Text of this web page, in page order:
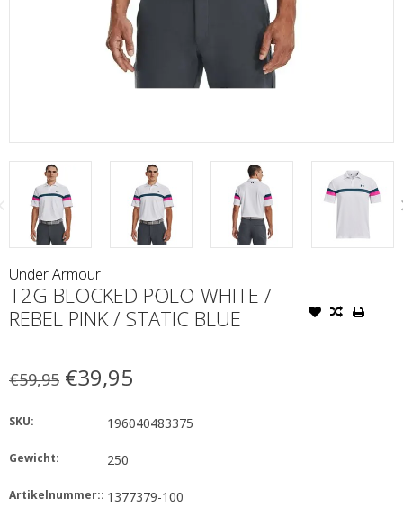
Under Armour
T2G BLOCKED POLO-WHITE /
REBEL PINK / STATIC BLUE
€59,95 €39,95
SKU: 196040483375
Gewicht: 250
Artikelnummer:: 1377379-100